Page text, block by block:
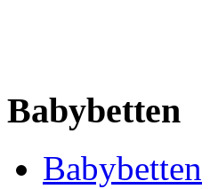
Babybetten
Babybetten